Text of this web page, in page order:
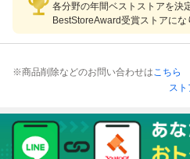
各分野の年間ベストストアを決
BestStoreAward受賞ストアにな
※商品削除などのお問い合わせはこちら
スト